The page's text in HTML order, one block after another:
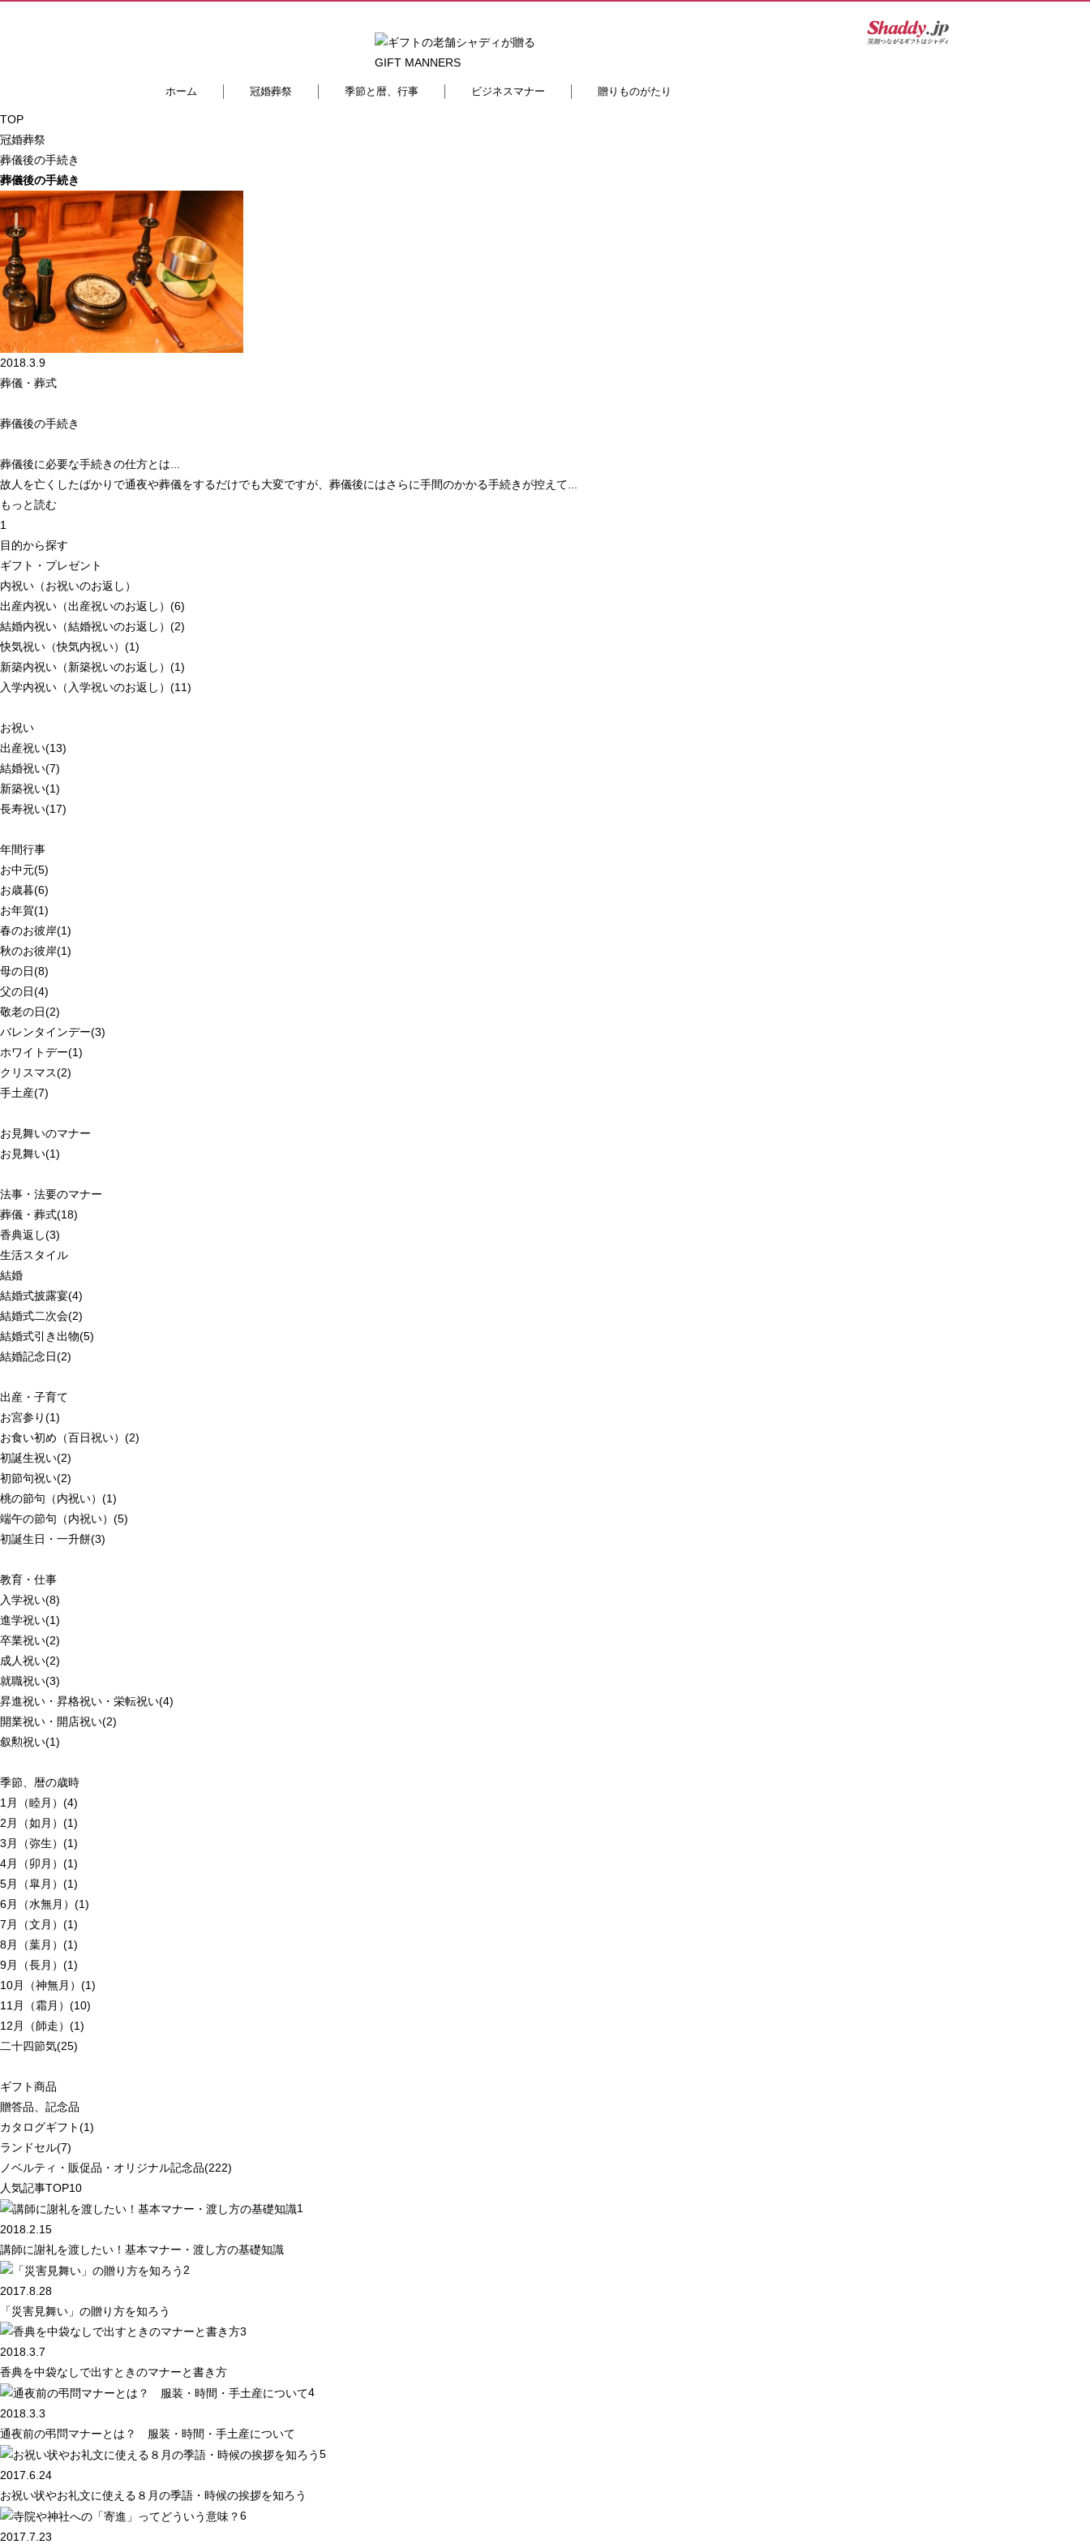
ホーム 冠婚葬祭 季節と暦、行事 ビジネスマナー 贈りものがたり
TOP
冠婚葬祭
葬儀後の手続き
葬儀後の手続き
2018.3.9
葬儀・葬式
葬儀後の手続き
葬儀後に必要な手続きの仕方とは...
故人を亡くしたばかりで通夜や葬儀をするだけでも大変ですが、葬儀後にはさらに手間のかかる手続きが控えて...
もっと読む
1
目的から探す
ギフト・プレゼント
内祝い（お祝いのお返し）
出産内祝い（出産祝いのお返し）(6)
結婚内祝い（結婚祝いのお返し）(2)
快気祝い（快気内祝い）(1)
新築内祝い（新築祝いのお返し）(1)
入学内祝い（入学祝いのお返し）(11)
お祝い
出産祝い(13)
結婚祝い(7)
新築祝い(1)
長寿祝い(17)
年間行事
お中元(5)
お歳暮(6)
お年賀(1)
春のお彼岸(1)
秋のお彼岸(1)
母の日(8)
父の日(4)
敬老の日(2)
バレンタインデー(3)
ホワイトデー(1)
クリスマス(2)
手土産(7)
お見舞いのマナー
お見舞い(1)
法事・法要のマナー
葬儀・葬式(18)
香典返し(3)
生活スタイル
結婚
結婚式披露宴(4)
結婚式二次会(2)
結婚式引き出物(5)
結婚記念日(2)
出産・子育て
お宮参り(1)
お食い初め（百日祝い）(2)
初誕生祝い(2)
初節句祝い(2)
桃の節句（内祝い）(1)
端午の節句（内祝い）(5)
初誕生日・一升餅(3)
教育・仕事
入学祝い(8)
進学祝い(1)
卒業祝い(2)
成人祝い(2)
就職祝い(3)
昇進祝い・昇格祝い・栄転祝い(4)
開業祝い・開店祝い(2)
叙勲祝い(1)
季節、暦の歳時
1月（睦月）(4)
2月（如月）(1)
3月（弥生）(1)
4月（卯月）(1)
5月（皐月）(1)
6月（水無月）(1)
7月（文月）(1)
8月（葉月）(1)
9月（長月）(1)
10月（神無月）(1)
11月（霜月）(10)
12月（師走）(1)
二十四節気(25)
ギフト商品
贈答品、記念品
カタログギフト(1)
ランドセル(7)
ノベルティ・販促品・オリジナル記念品(222)
人気記事TOP10
1
2018.2.15
講師に謝礼を渡したい！基本マナー・渡し方の基礎知識
2
2017.8.28
「災害見舞い」の贈り方を知ろう
3
2018.3.7
香典を中袋なしで出すときのマナーと書き方
4
2018.3.3
通夜前の弔問マナーとは？ 服装・時間・手土産について
5
2017.6.24
お祝い状やお礼文に使える８月の季語・時候の挨拶を知ろう
6
2017.7.23